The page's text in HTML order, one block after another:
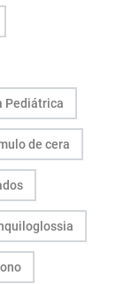
Pediátrica
de cera